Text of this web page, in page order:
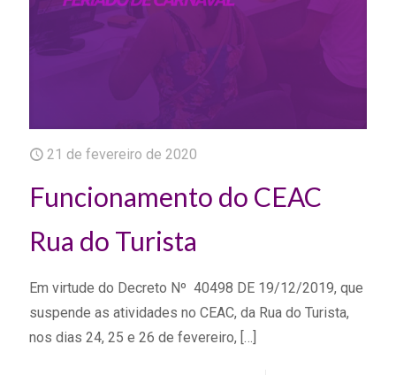
21 de fevereiro de 2020
Funcionamento do CEAC
Rua do Turista
Em virtude do Decreto Nº 40498 DE 19/12/2019, que
suspende as atividades no CEAC, da Rua do Turista,
nos dias 24, 25 e 26 de fevereiro, […]